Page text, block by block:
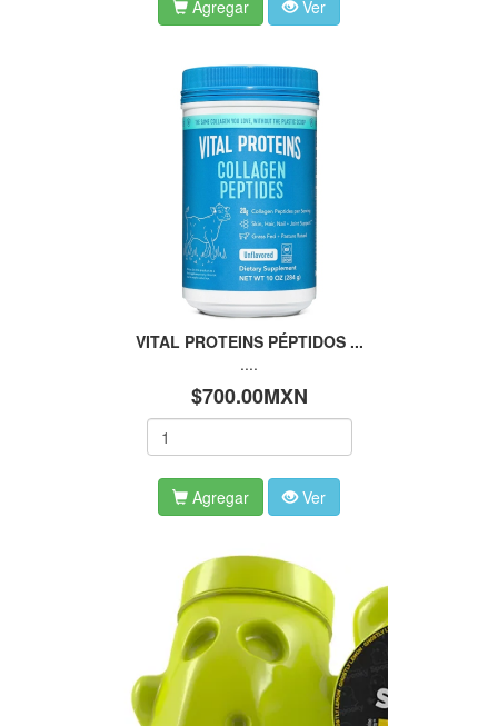
Agregar Ver
VITAL PROTEINS PÉPTIDOS ...
....
$700.00MXN
Agregar Ver